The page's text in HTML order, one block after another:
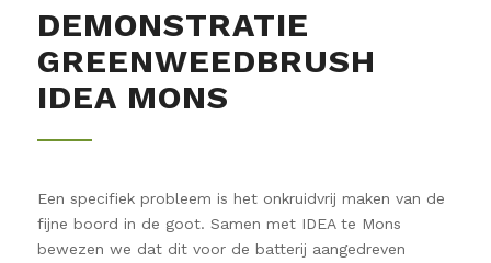
DEMONSTRATIE
GREENWEEDBRUSH
IDEA MONS
Een specifiek probleem is het onkruidvrij maken van de
fijne boord in de goot. Samen met IDEA te Mons
bewezen we dat dit voor de batterij aangedreven